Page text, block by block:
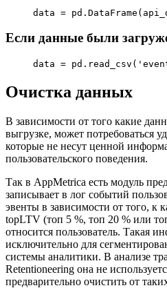
data =
Если данные были
data = pd.read_csv(
Очистка данных
В зависимости от того какие
выгрузке, может потребоваться
которые не несут ценной
пользовательского поведения.
Так в AppMetrica есть модуль
записывает в лог событий
эвенты в зависимости от того, к
topLTV (топ 5 %, топ 20 % или
относится пользователь. Такая
исключительно для
системы аналитики. В анализе
Retentioneering она не
предварительно очистить от